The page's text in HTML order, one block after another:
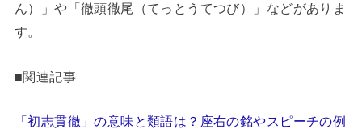
ん）」や「徹頭徹尾（てっとうてつび）」などがありま
す。
■関連記事
「初志貫徹」の意味と類語は？座右の銘やスピーチの例